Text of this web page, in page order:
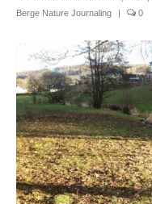
Berge Nature Journaling
| 0